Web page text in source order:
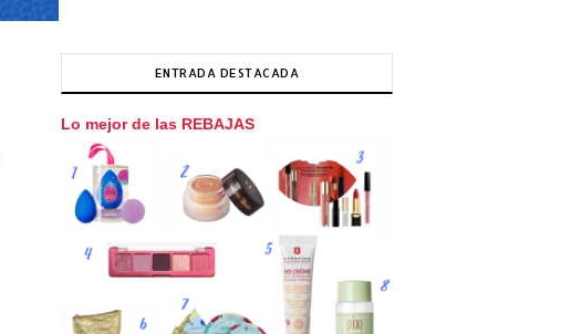
ENTRADA DESTACADA
Lo mejor de las REBAJAS